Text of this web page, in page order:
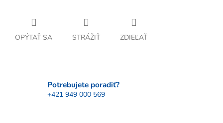
OPÝTAŤ SA STRÁŽIŤ ZDIEĽAŤ
Potrebujete poradiť?
+421 949 000 569